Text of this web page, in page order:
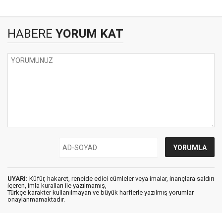
HABERE YORUM KAT
UYARI: Küfür, hakaret, rencide edici cümleler veya imalar, inançlara saldırı
içeren, imla kuralları ile yazılmamış,
Türkçe karakter kullanılmayan ve büyük harflerle yazılmış yorumlar
onaylanmamaktadır.